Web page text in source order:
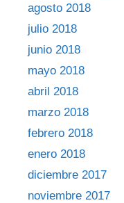
agosto 2018
julio 2018
junio 2018
mayo 2018
abril 2018
marzo 2018
febrero 2018
enero 2018
diciembre 2017
noviembre 2017